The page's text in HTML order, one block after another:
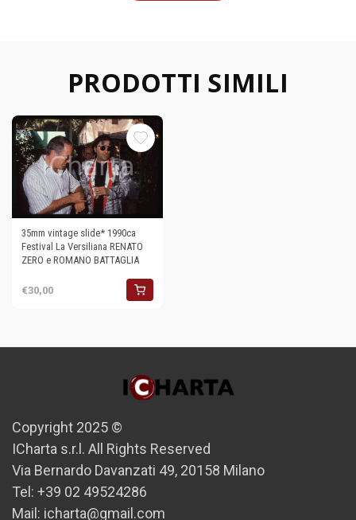
PRODOTTI SIMILI
35mm vintage slide* 1990ca
Festival La Versiliana RENATO
ZERO e ROMANO BATTAGLIA
€30,00
Copyright 2025 ©
ICharta s.r.l. All Rights Reserved
Via Bernardo Davanzati 49, 20158 Milano
Tel: +39 02 49524286
Mail: icharta@gmail.com